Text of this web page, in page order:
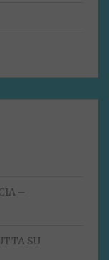
–
SU